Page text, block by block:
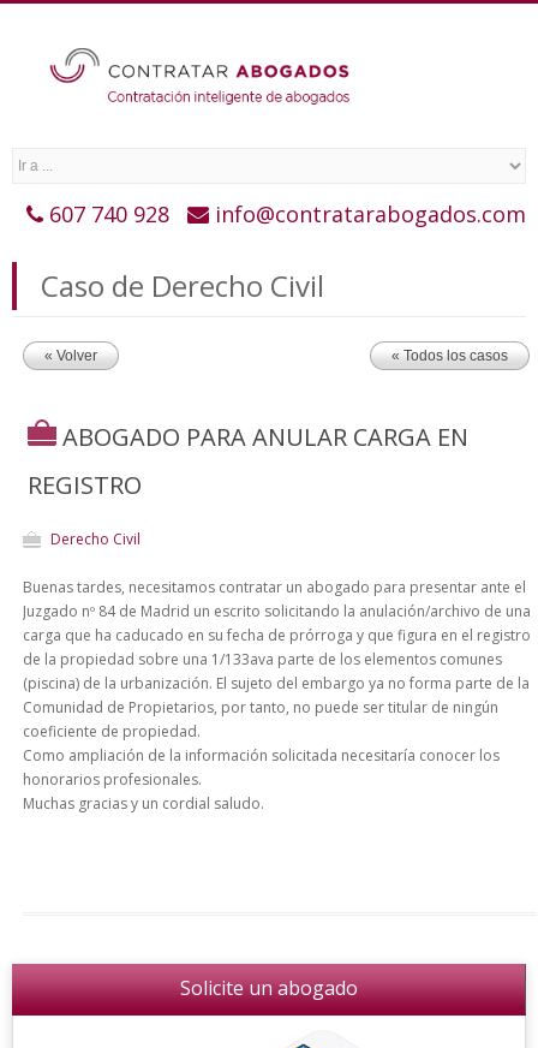
607 740 928 info@contratarabogados.com
Caso de Derecho Civil
« Volver « Todos los casos
ABOGADO PARA ANULAR CARGA EN
REGISTRO
Derecho Civil
Buenas tardes, necesitamos contratar un abogado para presentar ante el
Juzgado nº 84 de Madrid un escrito solicitando la anulación/archivo de una
carga que ha caducado en su fecha de prórroga y que figura en el registro
de la propiedad sobre una 1/133ava parte de los elementos comunes
(piscina) de la urbanización. El sujeto del embargo ya no forma parte de la
Comunidad de Propietarios, por tanto, no puede ser titular de ningún
coeficiente de propiedad.
Como ampliación de la información solicitada necesitaría conocer los
honorarios profesionales.
Muchas gracias y un cordial saludo.
Solicite un abogado